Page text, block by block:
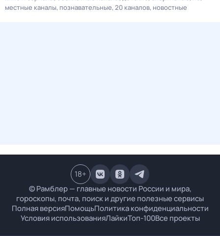
местные каналы познавательные 20 каналов новостные
© Рамблер — главные новости России и мира,
гороскопы, почта, поиск и другие полезные сервисы
Полная версияПомощьПолитика конфиденциальности
Условия использованияЛайкиТоп-100Все проекты
18+